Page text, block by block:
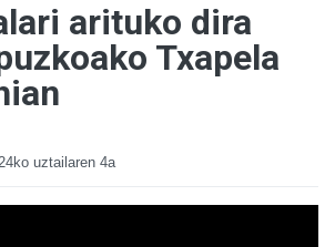
arituko dira
Txapela
uztailaren 4a